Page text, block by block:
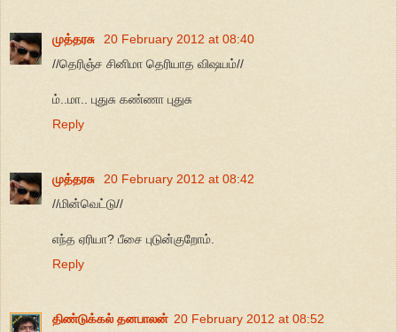
முத்தரசு
20 February 2012 at 08:40
//தெரிஞ்ச சினிமா தெரியாத விஷயம்//
ம்..மா.. புதுசு கண்ணா புதுசு
Reply
முத்தரசு
20 February 2012 at 08:42
//மின்வெட்டு//
எந்த ஏரியா? பீசை புடுன்குறோம்.
Reply
திண்டுக்கல் தனபாலன் 20 February 2012 at 08:52